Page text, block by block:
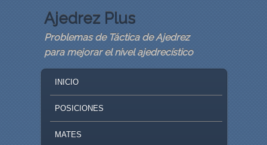
Ajedrez Plus
Problemas de Táctica de Ajedrez
para mejorar el nivel ajedrecístico
SKIP TO PRIMARY CONTENT
SKIP TO SECONDARY CONTENT
INICIO
POSICIONES
MATES